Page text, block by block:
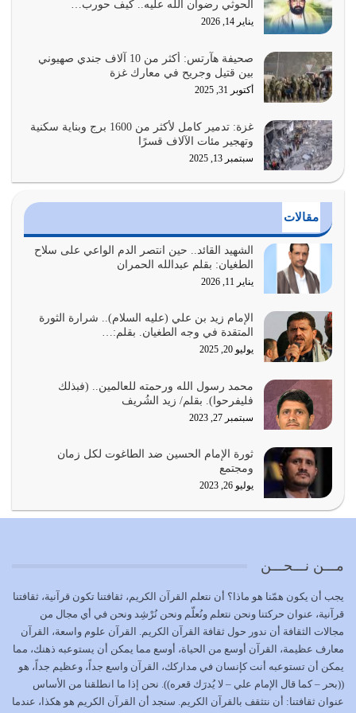
هل نحن من الصالحين؟ قيِّم نفسك هنا اترك القرآن على أصله
وأعرض نفسك، وأعرض ما لديك على…
يوليو 27, 2026
عندما يكون عدوك هو عدو الله معناه أن تكون نقاط الضعف
فيه كثيرة وسينصرك الله عليه إذا…
يوليو 26, 2026
أراد الله لهذه الأمة ان تكون خير امة أخرجت للناس بالنهوض
الدين الذي شرعه الله لا يجوز أن يخضع لآرائنا وأهوائنا
واجتهاداتنا لأننا سنختلف ونتفرق
يوليو 24, 2026
أمة عاجزة عن النهوض…
يوليو 23, 2026
بحبل الله جميعاً وليس كل…
يوليو 22, 2026
يشاء ويذل من يشاء
يوليو 21, 2026
{إِنَّ الدِّينَ عِنْدَ اللَّهِ الْإسْلامُ} الدين الذي شرعه الله للناس في
تتحقق الحقوق للجميع
يوليو 18, 2026
بعض صفات المتقين {الصَّابِرِينَ وَالصَّادِقِينَ وَالْقَانِتِينَ
وَالْمُنْفِقِينَ…
يوليو 17, 2026
الحوثي رضوان الله عليه.. كيف حورب…
يناير 14, 2026
صحيفة هآرتس: أكثر من 10 آلاف جندي صهيوني
بين قتيل وجريح في معارك غزة
أكتوبر 31, 2025
غزة: تدمير كامل لأكثر من 1600 برج وبناية سكنية
وتهجير مئات الآلاف قسرًا
سبتمبر 13, 2025
مقالات
الشهيد القائد.. حين انتصر الدم الواعي على سلاح
الطغيان: بقلم عبدالله الحمران
يناير 11, 2026
الإمام زيد بن علي (عليه السلام).. شرارة الثورة
المتقدة في وجه الطغيان. بقلم:…
يوليو 20, 2025
محمد رسول الله ورحمته للعالمين.. (فبذلك
فليفرحوا). بقلم/ زيد الشُريف
سبتمبر 27, 2023
ثورة الإمام الحسين ضد الطاغوت لكل زمان
ومجتمع
يوليو 26, 2023
مـــن نـــحـــن
يجب أن يكون همّنا هو ماذا؟ أن نتعلم القرآن الكريم، ثقافتنا تكون قرآنية، ثقافتنا
قرآنية، عنوان حركتنا ونحن نتعلم ونُعلّم ونحن نُرْشِد ونحن في أي مجال من
مجالات الثقافة أن ندور حول ثقافة القرآن الكريم. القرآن علوم واسعة، القرآن
معارف عظيمة، القرآن أوسع من الحياة، أوسع مما يمكن أن يستوعبه ذهنك، مما
يمكن أن تستوعبه أنت كإنسان في مداركك، القرآن واسع جداً، وعظيم جداً، هو
((بحر – كما قال الإمام علي – لا يُدرَك قعره)). نحن إذا ما انطلقنا من الأساس
عنوان ثقافتنا: أن نتثقف بالقرآن الكريم. سنجد أن القرآن الكريم هو هكذا، عندما